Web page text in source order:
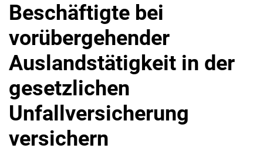
Beschäftigte bei
vorübergehender
Auslandstätigkeit in der
gesetzlichen
Unfallversicherung
versichern